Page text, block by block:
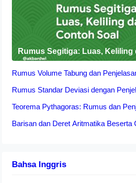
Rumus Segitiga: Luas, Keliling
Rumus Volume Tabung dan
Rumus Standar Deviasi dengan
Teorema Pythagoras: Rumus dan
Barisan dan Deret Aritmatika Beserta
Bahsa Inggris